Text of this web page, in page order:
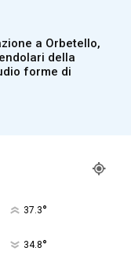
a Orbetello,
della
forme di
37.3°
34.8°